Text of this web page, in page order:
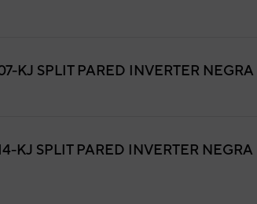
KJ SPLIT PARED INVERTER NEGRA
KJ SPLIT PARED INVERTER NEGRA